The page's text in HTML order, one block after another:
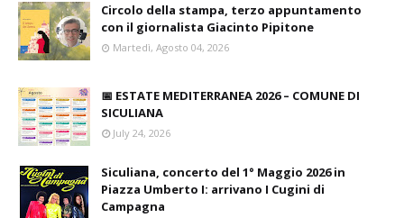
Circolo della stampa, terzo appuntamento
con il giornalista Giacinto Pipitone
Martedì, Agosto 04, 2026
📅 ESTATE MEDITERRANEA 2026 – COMUNE DI
SICULIANA
July 24, 2026
Siculiana, concerto del 1° Maggio 2026 in
Piazza Umberto I: arrivano I Cugini di
Campagna